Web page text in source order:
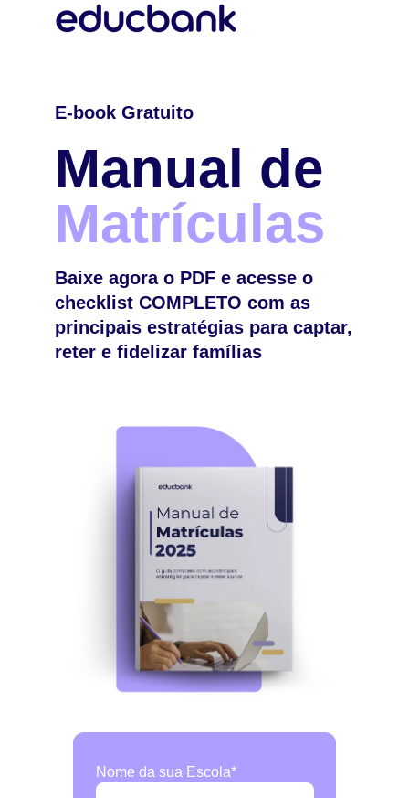
E-book Gratuito
Manual de
Matrículas
Baixe agora o PDF e acesse o
checklist COMPLETO com as
principais estratégias para captar,
reter e fidelizar famílias
Nome da sua Escola*